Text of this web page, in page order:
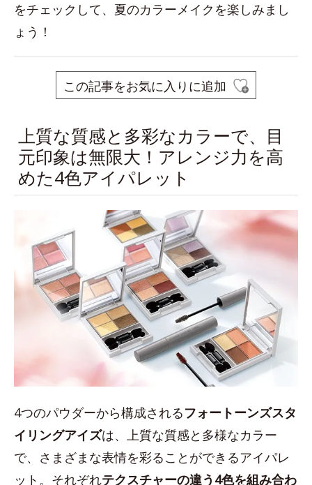
をチェックして、夏のカラーメイクを楽しみまし
ょう！
この記事をお気に入りに追加
上質な質感と多彩なカラーで、目
元印象は無限大！アレンジ力を高
めた4色アイパレット
4つのパウダーから構成されるフォートーンズスタ
イリングアイズは、上質な質感と多様なカラー
で、さまざまな表情を彩ることができるアイパレ
ット。それぞれテクスチャーの違う4色を組み合わ